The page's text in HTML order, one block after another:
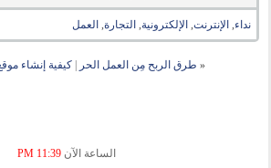
نداء, الإنترنت, الإلكترونية, التجارة, العمل
« طرق الربح مِن العمل الحر كيفية إنشاء
الساعة الآن 11:39 PM